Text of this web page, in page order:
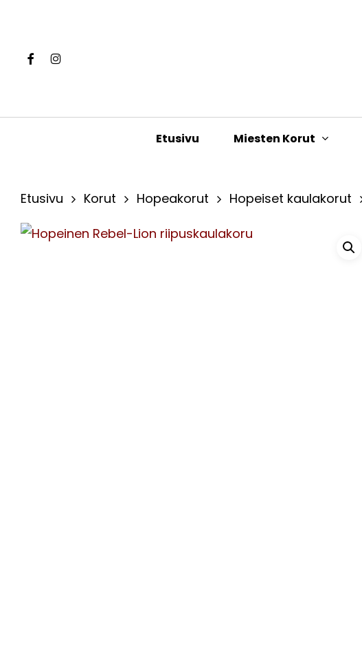
main
Hit enter to search or ESC to close
FacebookInstagram
Etusivu Miesten Korut
Etusivu Korut Hopeakorut Hopeiset kaulakorut